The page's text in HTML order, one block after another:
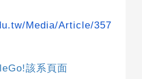
Media/Article/357
該系頁面